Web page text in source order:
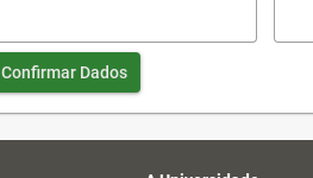
Confirmar Dados